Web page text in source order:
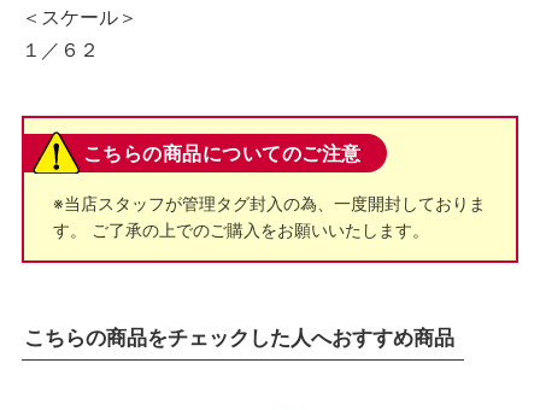
＜スケール＞
１／６２
こちらの商品についてのご注意
※当店スタッフが管理タグ封入の為、一度開封しておりま
す。 ご了承の上でのご購入をお願いいたします。
こちらの商品をチェックした人へおすすめ商品